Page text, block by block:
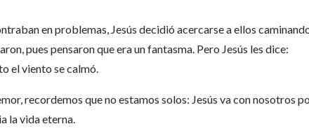
en problemas, Jesús decidió acercarse a ellos
pues pensaron que era un fantasma. Pero Jesús les dice:
el viento se calmó.
recordemos que no estamos solos: Jesús va con nosotros
la vida eterna.